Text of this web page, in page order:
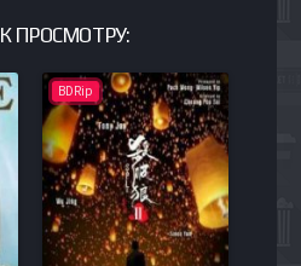
К ПРОСМОТРУ:
BDRip